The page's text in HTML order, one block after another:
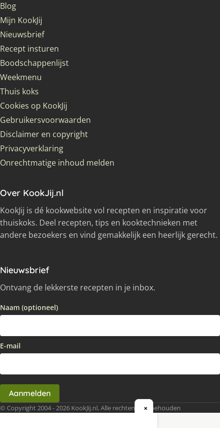
Blog
Mijn KookJij
Nieuwsbrief
Recept insturen
Boodschappenlijst
Weekmenu
Thuis koks
Cookies op KookJij
Gebruikersvoorwaarden
Disclaimer en copyright
Privacyverklaring
Onrechtmatige inhoud melden
Over KookJij.nl
KookJij is dé kookwebsite vol recepten en inspiratie voor
thuiskoks. Deel recepten, tips en kooktechnieken met
andere bezoekers en vind gemakkelijk een heerlijk gerecht.
Nieuwsbrief
Ontvang de lekkerste recepten in je inbox.
Naam (optioneel)
E-mail
Aanmelden
© Copyright 2004 - 2026 KookJij.nl, Alle rechten voorbehouden
×